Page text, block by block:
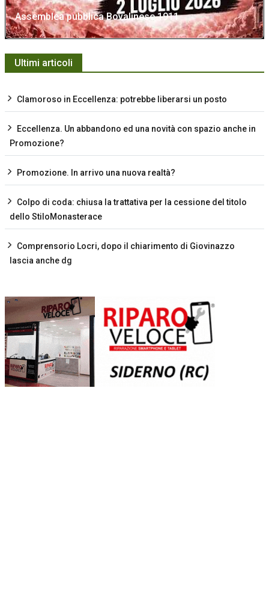
Assemblea pubblica Bovalinese 1911
Ultimi articoli
Clamoroso in Eccellenza: potrebbe liberarsi un posto
Eccellenza. Un abbandono ed una novità con spazio anche in
Promozione?
Promozione. In arrivo una nuova realtà?
Colpo di coda: chiusa la trattativa per la cessione del titolo
dello StiloMonasterace
Comprensorio Locri, dopo il chiarimento di Giovinazzo
lascia anche dg